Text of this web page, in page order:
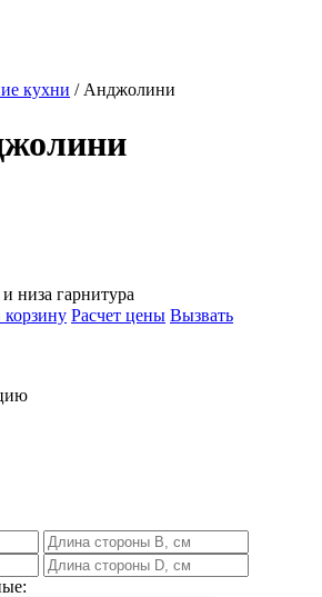
кухни / Анджолини
низа гарнитура
корзину Расчет цены Вызвать